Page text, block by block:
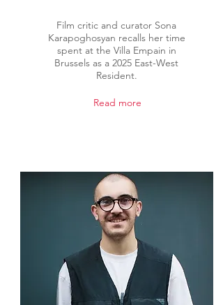
Film critic and curator Sona
Karapoghosyan recalls her time
spent at the Villa Empain in
Brussels as a 2025 East-West
Resident.
Read more